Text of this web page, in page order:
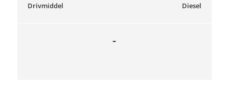
-
Diesel
Drivmiddel